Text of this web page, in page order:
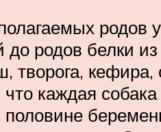
родов
родов белки
творога,
каждая
половине